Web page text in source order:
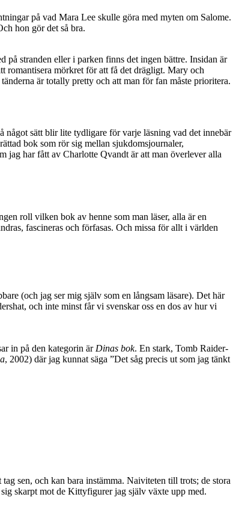
på vad Mara Lee skulle göra med myten om Salome.
hon gör det så bra.
stranden eller i parken finns det ingen bättre. Insidan är
romantisera mörkret för att få det drägligt. Mary och
är totally pretty och att man för fan måste prioritera.
något sätt blir lite tydligare för varje läsning vad det innebär
bok som rör sig mellan sjukdomsjournaler,
jag har fått av Charlotte Qvandt är att man överlever alla
roll vilken bok av henne som man läser, alla är en
fascineras och förfasas. Och missa för allt i världen
(och jag ser mig själv som en långsam läsare). Det här
och inte minst får vi svenskar oss en dos av hur vi
in på den kategorin är Dinas bok. En stark, Tomb Raider-
, 2002) där jag kunnat säga ”Det såg precis ut som jag tänkt
sen, och kan bara instämma. Naiviteten till trots; de stora
skarpt mot de Kittyfigurer jag själv växte upp med.